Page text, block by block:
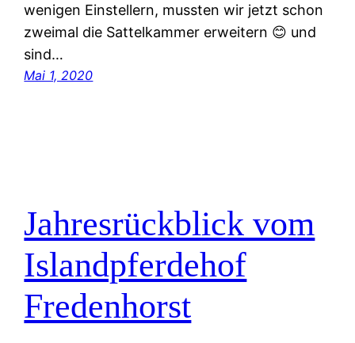
wenigen Einstellern, mussten wir jetzt schon
zweimal die Sattelkammer erweitern 😊 und
sind…
Mai 1, 2020
Jahresrückblick vom
Islandpferdehof
Fredenhorst